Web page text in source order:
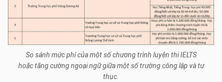
So sánh mức phí của một số chương trình luyện thi IELTS
hoặc tăng cường ngoại ngữ giữa một số trường công lập và tư
thục.